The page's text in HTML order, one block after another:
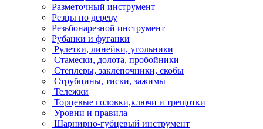
Разметочный инструмент
Резцы по дереву
Резьбонарезной инструмент
Рубанки и фуганки
Рулетки, линейки, угольники
Стамески, долота, пробойники
Степлеры, заклёпочники, скобы
Струбцины, тиски, зажимы
Тележки
Торцевые головки,ключи и трещотки
Уровни и правила
Шарнирно-губцевый инструмент